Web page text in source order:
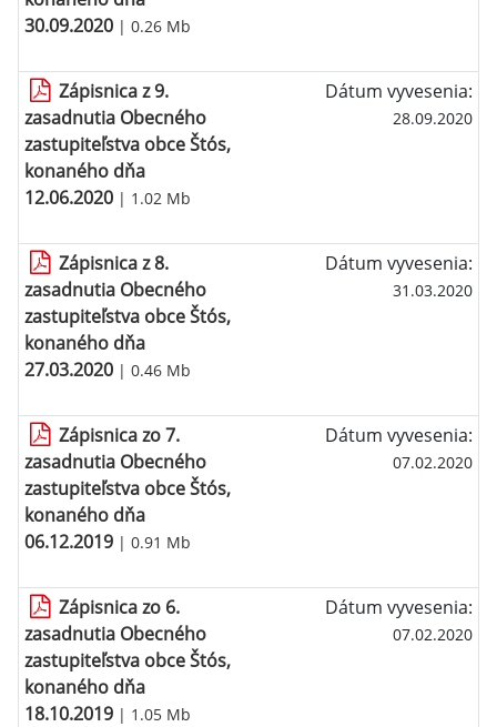
30.09.2020 | 0.26 Mb
Zápisnica z 9.
zasadnutia Obecného
zastupiteľstva obce Štós,
konaného dňa
12.06.2020 | 1.02 Mb
Dátum vyvesenia:
28.09.2020
Zápisnica z 8.
zasadnutia Obecného
zastupiteľstva obce Štós,
konaného dňa
27.03.2020 | 0.46 Mb
Dátum vyvesenia:
31.03.2020
Zápisnica zo 7.
zasadnutia Obecného
zastupiteľstva obce Štós,
konaného dňa
06.12.2019 | 0.91 Mb
Dátum vyvesenia:
07.02.2020
Zápisnica zo 6.
zasadnutia Obecného
zastupiteľstva obce Štós,
konaného dňa
18.10.2019 | 1.05 Mb
Dátum vyvesenia:
07.02.2020